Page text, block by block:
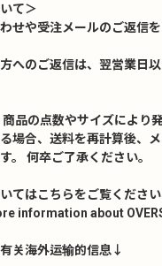
て＞
せや受注メールのご返信
へのご返信は、翌営業日
品の点数やサイズにより
場合、送料を再計算後、メ
。 何卒ご了承ください。
てはこちらをご覧くださ
information about
关海外运输的信息↓